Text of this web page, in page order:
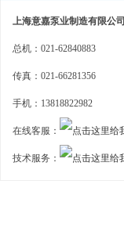
上海意嘉泵业制造有限公司
总机：021-62840883
传真：021-66281356
手机：13818822982
在线客服：
技术服务：